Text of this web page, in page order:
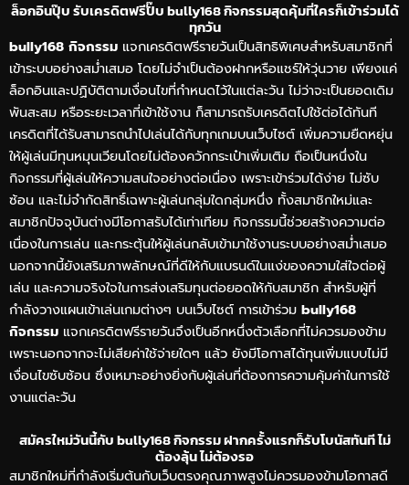
ล็อกอินปุ๊บ รับเครดิตฟรีปั๊บ bully168 กิจกรรมสุดคุ้มที่ใครก็เข้าร่วมได้
ทุกวัน
bully168 กิจกรรม แจกเครดิตฟรีรายวันเป็นสิทธิพิเศษสำหรับสมาชิกที่
เข้าระบบอย่างสม่ำเสมอ โดยไม่จำเป็นต้องฝากหรือแชร์ให้วุ่นวาย เพียงแค่
ล็อกอินและปฏิบัติตามเงื่อนไขที่กำหนดไว้ในแต่ละวัน ไม่ว่าจะเป็นยอดเดิม
พันสะสม หรือระยะเวลาที่เข้าใช้งาน ก็สามารถรับเครดิตไปใช้ต่อได้ทันที
เครดิตที่ได้รับสามารถนำไปเล่นได้กับทุกเกมบนเว็บไซต์ เพิ่มความยืดหยุ่น
ให้ผู้เล่นมีทุนหมุนเวียนโดยไม่ต้องควักกระเป๋าเพิ่มเติม ถือเป็นหนึ่งใน
กิจกรรมที่ผู้เล่นให้ความสนใจอย่างต่อเนื่อง เพราะเข้าร่วมได้ง่าย ไม่ซับ
ซ้อน และไม่จำกัดสิทธิ์เฉพาะผู้เล่นกลุ่มใดกลุ่มหนึ่ง ทั้งสมาชิกใหม่และ
สมาชิกปัจจุบันต่างมีโอกาสรับได้เท่าเทียม กิจกรรมนี้ช่วยสร้างความต่อ
เนื่องในการเล่น และกระตุ้นให้ผู้เล่นกลับเข้ามาใช้งานระบบอย่างสม่ำเสมอ
นอกจากนี้ยังเสริมภาพลักษณ์ที่ดีให้กับแบรนด์ในแง่ของความใส่ใจต่อผู้
เล่น และความจริงใจในการส่งเสริมทุนต่อยอดให้กับสมาชิก สำหรับผู้ที่
กำลังวางแผนเข้าเล่นเกมต่างๆ บนเว็บไซต์ การเข้าร่วม bully168
กิจกรรม แจกเครดิตฟรีรายวันจึงเป็นอีกหนึ่งตัวเลือกที่ไม่ควรมองข้าม
เพราะนอกจากจะไม่เสียค่าใช้จ่ายใดๆ แล้ว ยังมีโอกาสได้ทุนเพิ่มแบบไม่มี
เงื่อนไขซับซ้อน ซึ่งเหมาะอย่างยิ่งกับผู้เล่นที่ต้องการความคุ้มค่าในการใช้
งานแต่ละวัน
สมัครใหม่วันนี้กับ bully168 กิจกรรม ฝากครั้งแรกก็รับโบนัสทันที ไม่
ต้องลุ้น ไม่ต้องรอ
สมาชิกใหม่ที่กำลังเริ่มต้นกับเว็บตรงคุณภาพสูงไม่ควรมองข้ามโอกาสดี